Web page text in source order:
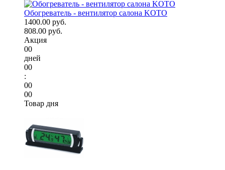
Обогреватель - вентилятор салона KOTO
1400.00 руб.
808.00 руб.
Акция
00
дней
00
:
00
00
Товар дня